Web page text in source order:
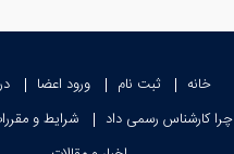
خانه ثبت نام ورود اعضا
چرا کارشناس رسمی داد
شرایط و